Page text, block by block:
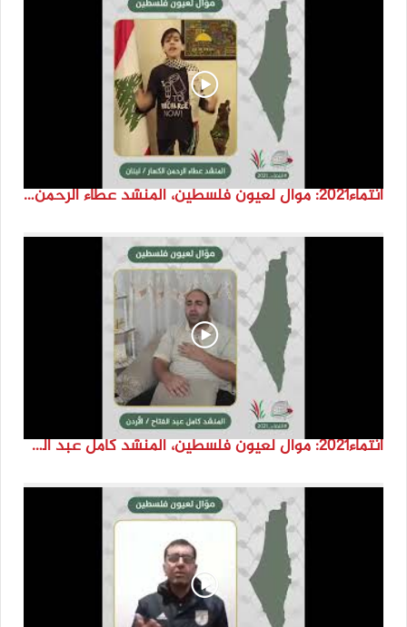
انتماء2021: موال لعيون فلسطين، المنشد عطاء الرحمن الكسار، لبنان
انتماء2021: موال لعيون فلسطين، المنشد كامل عبد الفتاح، الاردن